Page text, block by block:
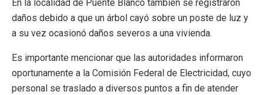
En la localidad de Puente Blanco también se registraron
daños debido a que un árbol cayó sobre un poste de luz y
a su vez ocasionó daños severos a una vivienda.
Es importante mencionar que las autoridades informaron
oportunamente a la Comisión Federal de Electricidad, cuyo
personal se traslado a diversos puntos a fin de atender